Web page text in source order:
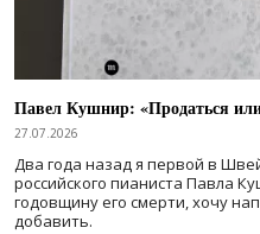
Павел Кушнир: «Продаться
27.07.2026
Два года назад я первой в
российского пианиста Павла
годовщину его смерти, хочу
добавить.